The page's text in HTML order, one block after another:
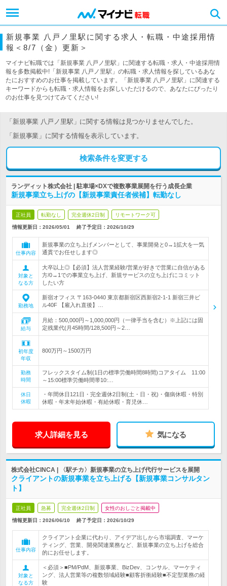
新規事業 八戸ノ里駅に関する求人・転職・中途採用情
報＜8/7（金）更新＞
マイナビ転職では「新規事業 八戸ノ里駅」に関連する転職・求人・中途採用情
報を多数掲載中!「新規事業 八戸ノ里駅」の転職・求人情報を探しているあな
たにおすすめのお仕事を掲載しています。「新規事業 八戸ノ里駅」に関連する
キーワードからも転職・求人情報をお探しいただけるので、あなたにぴったり
のお仕事を見つけてみてください!
「新規事業 八戸ノ里駅」に関する情報は見つかりませんでした。
「新規事業」に関する情報を表示しています。
検索条件を変更する
ランディット株式会社 | 駐車場×DXで複数事業展開を行う成長企業
新規事業立ち上げの【新規事業責任者候補】転勤なし
正社員 転勤なし 完全週休2日制 リモートワーク可
情報更新日：2026/05/01 終了予定日： 2026/10/29
仕事内容
新規事業の立ち上げメンバーとして、事業開発と0→1拡大を一気
通貫でお任せします◎
対象と
なる方
大卒以上◎【必須】法人営業経験/営業が好きで営業に自信がある
方/0→1での事業立ち上げ、新規サービスの立ち上げにコミット
したい方
勤務地
新宿オフィス 〒163-0440 東京都新宿区西新宿2-1-1 新宿三井ビ
ル40F 【雇入れ直後】…
給与
月給：500,000円～1,000,000円（一律手当を含む）※上記には固
定残業代(月45時間/128,500円～2…
初年度
年収
800万円～1500万円
勤務
時間
フレックスタイム制(1日の標準労働時間8時間)コアタイム 11:00
～15:00標準労働時間帯10:…
休日
休暇
・年間休日121日・完全週休2日制(土・日・祝)・傷病休暇・特別
休暇・年末年始休暇・有給休暇・育児休…
求人詳細を見る 気になる
株式会社CINCA | 〈駅チカ〉新規事業の立ち上げ代行サービスを展開
クライアントの新規事業を立ち上げる【新規事業コンサルタン
ト】
正社員 急募 完全週休2日制 女性のおしごと掲載中
情報更新日：2026/06/10 終了予定日： 2026/10/29
仕事内容
クライアント企業に代わり、アイデア出しから市場調査、マーケ
ティング、営業、開発関連業務など、新規事業の立ち上げを総合
的にお任せします。
対象と
なる方
＜必須＞■PM/PdM、新規事業、BizDev、コンサル、マーケティ
ング、法人営業等の複数領域経験■顧客折衝経験■不定型業務の経
験